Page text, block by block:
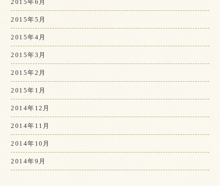
2015年6月
2015年5月
2015年4月
2015年3月
2015年2月
2015年1月
2014年12月
2014年11月
2014年10月
2014年9月